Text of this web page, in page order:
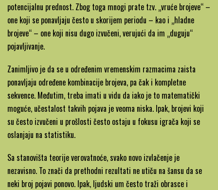
potencijalnu prednost. Zbog toga mnogi prate tzv. „vruće brojeve“ –
one koji se ponavljaju često u skorijem periodu – kao i „hladne
brojeve“ – one koji nisu dugo izvučeni, verujući da im „duguju“
pojavljivanje.
Zanimljivo je da se u određenim vremenskim razmacima zaista
ponavljaju određene kombinacije brojeva, pa čak i kompletne
sekvence. Međutim, treba imati u vidu da iako je to matematički
moguće, učestalost takvih pojava je veoma niska. Ipak, brojevi koji
su često izvučeni u prošlosti često ostaju u fokusu igrača koji se
oslanjaju na statistiku.
Sa stanovišta teorije verovatnoće, svako novo izvlačenje je
nezavisno. To znači da prethodni rezultati ne utiču na šansu da se
neki broj pojavi ponovo. Ipak, ljudski um često traži obrasce i